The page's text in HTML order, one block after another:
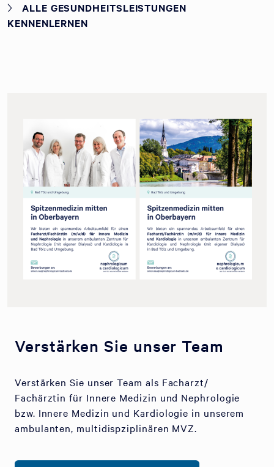
ALLE GESUNDHEITSLEISTUNGEN
KENNENLERNEN
Verstärken Sie unser Team
Verstärken Sie unser Team als Facharzt/
Fachärztin für Innere Medizin und Nephrologie
bzw. Innere Medizin und Kardiologie in unserem
ambulanten, multidispziplinären MVZ.